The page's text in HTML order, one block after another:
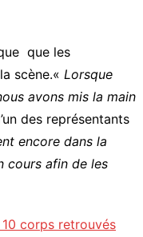
que les
scène.« Lorsque
avons mis la main
des représentants
encore dans la
cours afin de les
corps retrouvés